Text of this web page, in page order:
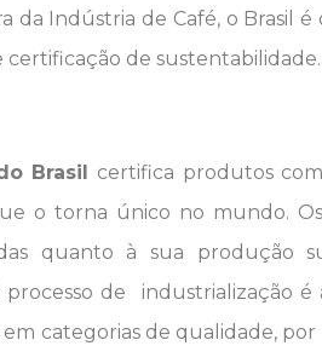
da Indústria de Café, o Brasil
certificação de
Brasil certifica produtos
o torna único no mundo.
quanto à sua produção
de industrialização é
categorias de qualidade,